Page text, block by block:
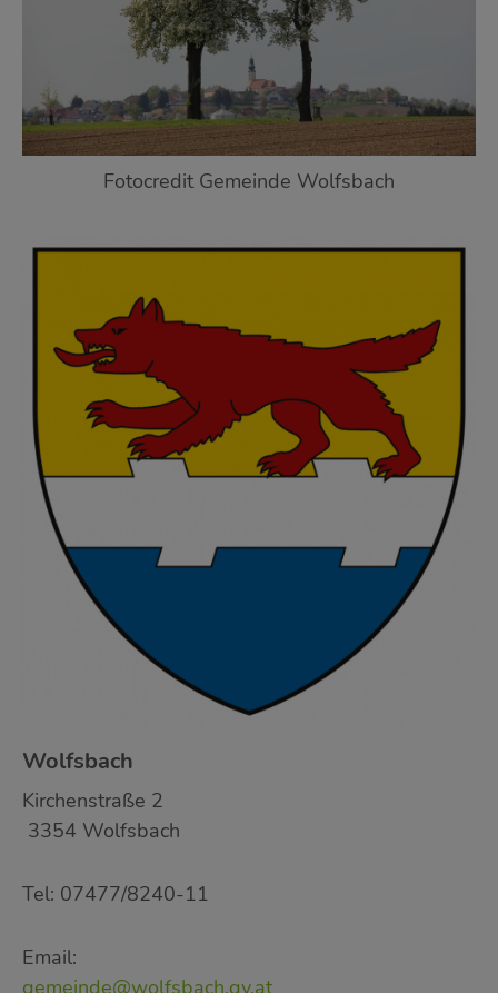
Fotocredit Gemeinde Wolfsbach
Wolfsbach
Kirchenstraße 2
3354 Wolfsbach
Tel: 07477/8240-11
Email:
gemeinde@wolfsbach.gv.at